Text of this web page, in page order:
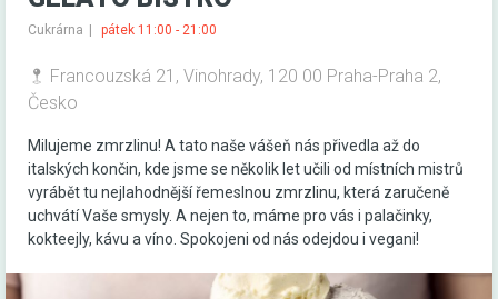
Cukrárna pátek 11:00 - 21:00
Francouzská 21, Vinohrady, 120 00 Praha-Praha 2,
Česko
Milujeme zmrzlinu! A tato naše vášeň nás přivedla až do
italských končin, kde jsme se několik let učili od místních mistrů
vyrábět tu nejlahodnější řemeslnou zmrzlinu, která zaručeně
uchvátí Vaše smysly. A nejen to, máme pro vás i palačinky,
kokteejly, kávu a víno. Spokojeni od nás odejdou i vegani!